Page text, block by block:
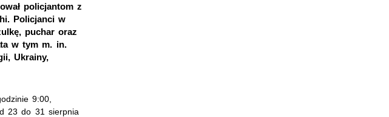
policjantom z
Policjanci w
puchar oraz
w tym m. in.
Ukrainy,
9:00,
23 do 31 sierpnia